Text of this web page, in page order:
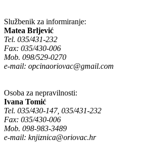
Službenik za informiranje:
Matea Brljević
Tel. 035/431-232
Fax: 035/430-006
Mob. 098/529-0270
e-mail: opcinaoriovac@gmail.com
Osoba za nepravilnosti:
Ivana Tomić
Tel. 035/430-147, 035/431-232
Fax: 035/430-006
Mob. 098-983-3489
e-mail: knjiznica@oriovac.hr